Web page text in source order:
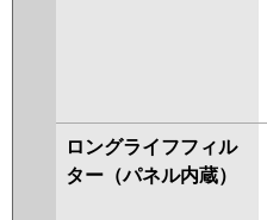
ロングライフフィル
ター（パネル内蔵）